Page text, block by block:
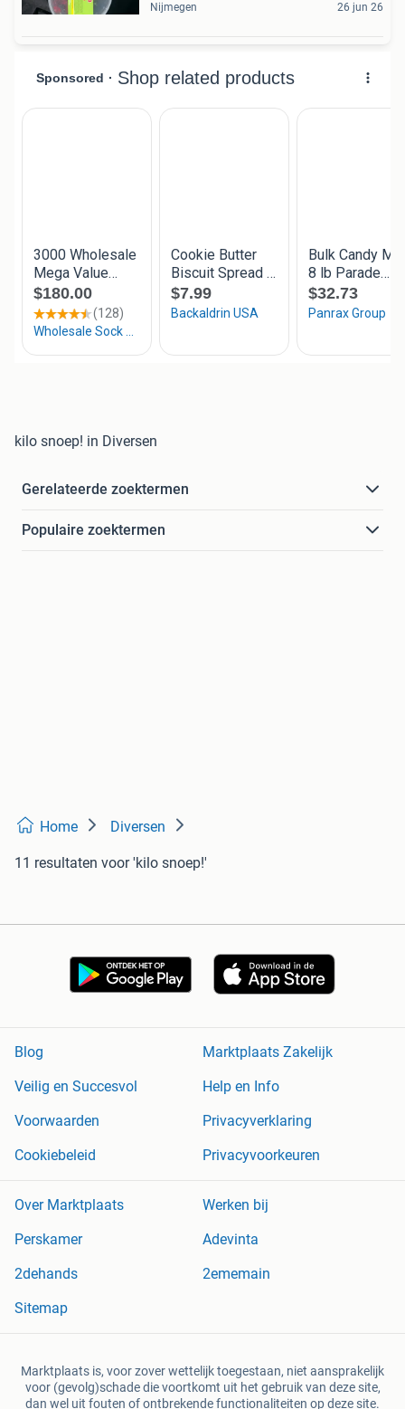
Nijmegen 26 jun 26
kilo snoep! in Diversen
Gerelateerde zoektermen
Populaire zoektermen
Home Diversen
11 resultaten voor 'kilo snoep!'
Blog
Marktplaats Zakelijk
Veilig en Succesvol
Help en Info
Voorwaarden
Privacyverklaring
Cookiebeleid
Privacyvoorkeuren
Over Marktplaats
Werken bij
Perskamer
Adevinta
2dehands
2ememain
Sitemap
Marktplaats is, voor zover wettelijk toegestaan, niet aansprakelijk
voor (gevolg)schade die voortkomt uit het gebruik van deze site,
dan wel uit fouten of ontbrekende functionaliteiten op deze site.